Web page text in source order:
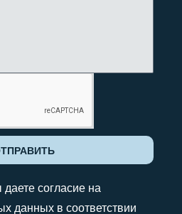
согласие на
данных в соответствии